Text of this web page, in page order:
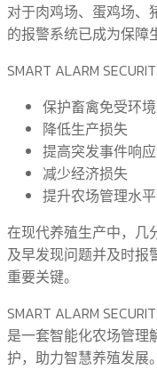
对于肉鸡场、蛋鸡场、
的报警系统已成为保障
SMART ALARM
保护畜禽免受环
降低生产损失
提高突发事件响
减少经济损失
提升农场管理水平
在现代养殖生产中，几
及早发现问题并及时报
重要关键。
SMART ALARM
是一套智能化农场管理
护，助力智慧养殖发展。